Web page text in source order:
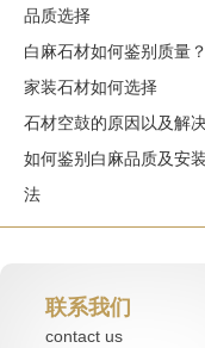
品质选择
白麻石材如何鉴别质量？
家装石材如何选择
石材空鼓的原因以及解
如何鉴别白麻品质及安
法
联系我们
contact us